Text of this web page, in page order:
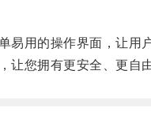
用的操作界面，让用户
您拥有更安全、更自由